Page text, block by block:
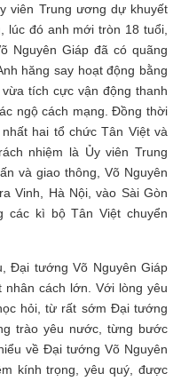
viên Trung ương dự khuyết
lúc đó anh mới tròn 18 tuổi,
Nguyên Giáp đã có quãng
hăng say hoạt động bằng
tích cực vận động thanh
ngộ cách mạng. Đồng thời
hai tổ chức Tân Việt và
nhiệm là Ủy viên Trung
và giao thông, Võ Nguyên
Vinh, Hà Nội, vào Sài Gòn
các kì bộ Tân Việt chuyển
Đại tướng Võ Nguyên Giáp
cách lớn. Với lòng yêu
hỏi, từ rất sớm Đại tướng
trào yêu nước, từng bước
về Đại tướng Võ Nguyên
kính trọng, yêu quý, được